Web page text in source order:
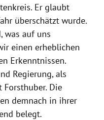
Er glaubt
überschätzt wurde.
was auf uns
einen erheblichen
Erkenntnissen.
Regierung, als
Forsthuber. Die
demnach in ihrer
belegt.